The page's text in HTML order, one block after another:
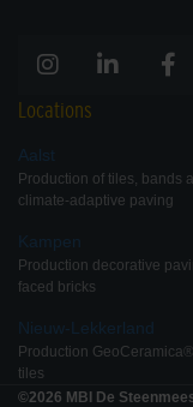
Locations
Aalst
Production of tiles, bands
climate-adaptive paving
Kampen
Production decorative
faced bricks
Nieuw-Lekkerland
Production
tiles
©2026 MBI De